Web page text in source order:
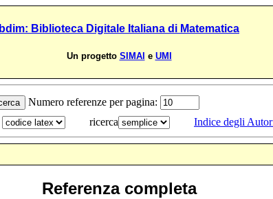
bdim: Biblioteca Digitale Italiana di Matematica
Un progetto SIMAI e UMI
Numero referenze per pagina:
ricerca Indice degli
Referenza completa